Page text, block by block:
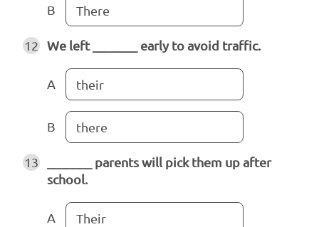
B There
12 We left _______ early to avoid traffic.
A their
B there
13
_______ parents will pick them up after
school.
A Their